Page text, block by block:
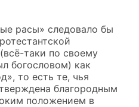
расы» следовало бы
таки по своему
богословом) как
то есть те, чья
благородным
положением в